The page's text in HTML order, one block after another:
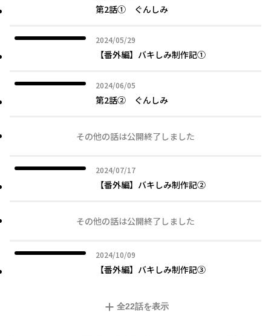
第2話① ぐんしみ
2024/05/29
2024年05月29日
【番外編】バキしみ制作記①
2024/06/05
2024年06月05日
第2話② ぐんしみ
その他の話は公開終了しました
2024/07/17
2024年07月17日
【番外編】バキしみ制作記②
その他の話は公開終了しました
2024/10/09
2024年10月09日
【番外編】バキしみ制作記③
全22話を表示